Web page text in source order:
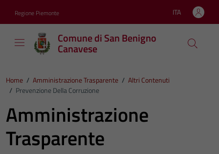
Regione Piemonte Lingua attiva:
ITA
Comune di San Benigno
Canavese
Home / Amministrazione Trasparente / Altri Contenuti
/ Prevenzione Della Corruzione
Amministrazione
Trasparente